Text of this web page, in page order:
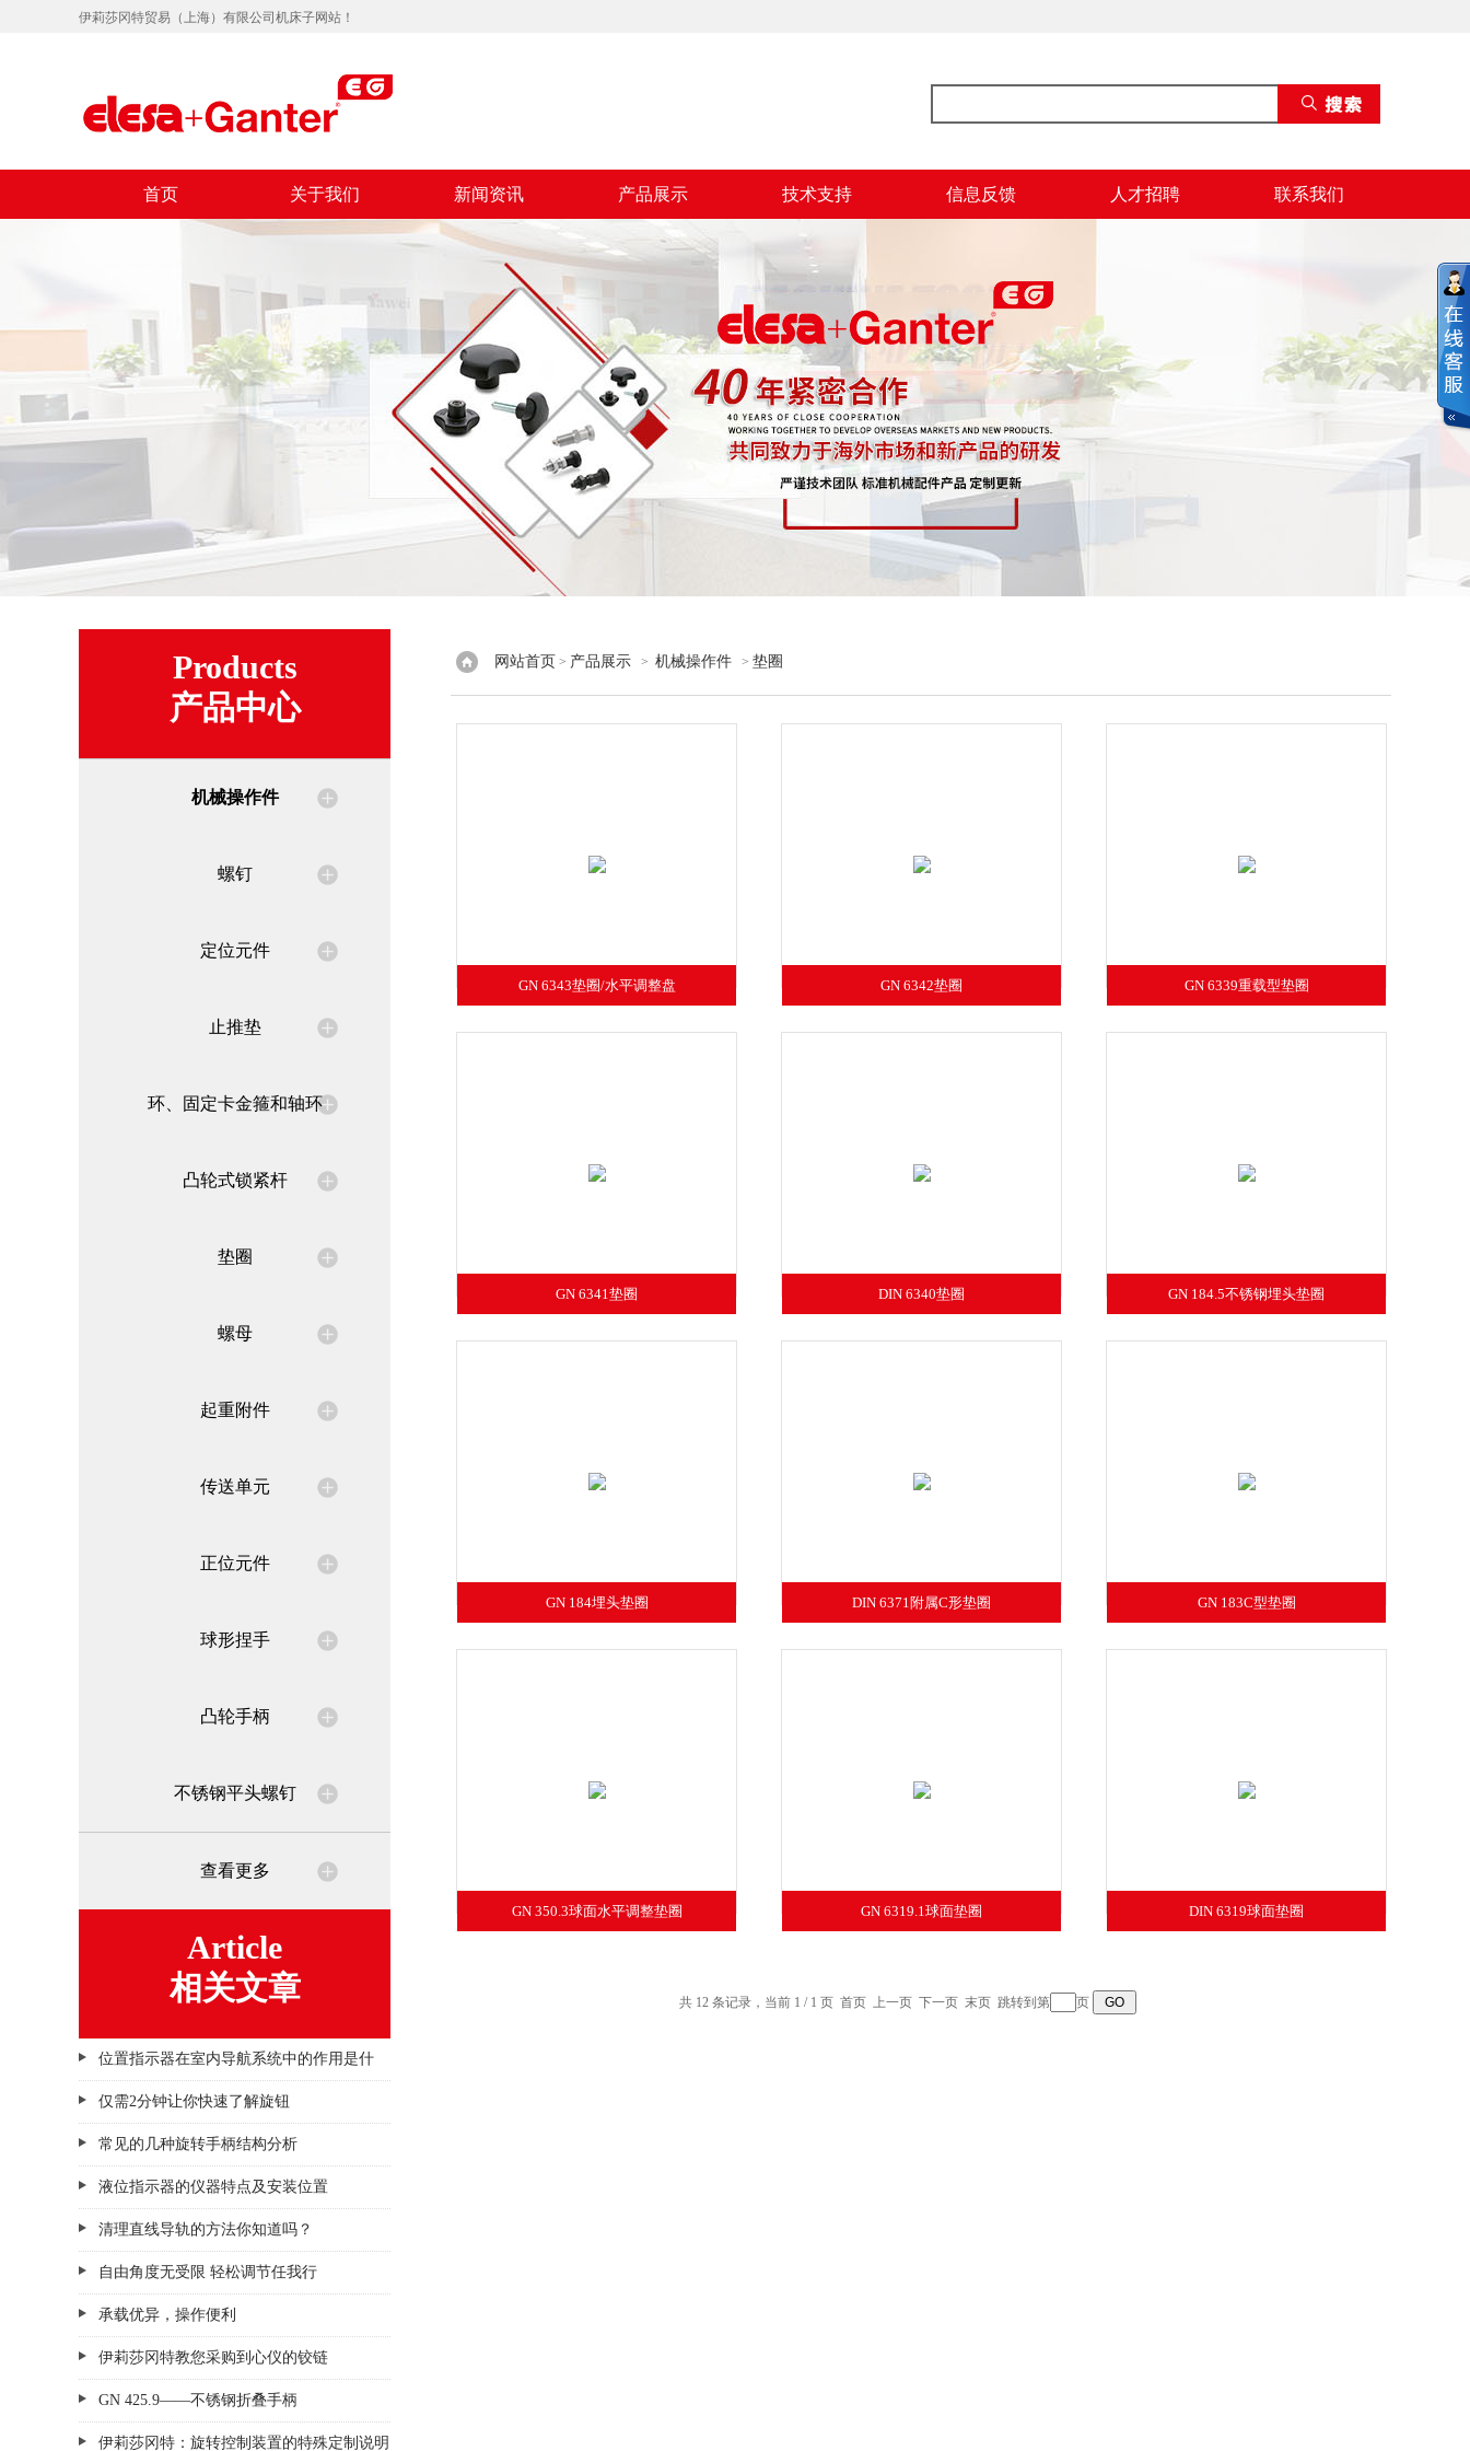
伊莉莎冈特贸易（上海）有限公司机床子网站！
首页 关于我们 新闻资讯 产品展示 技术支持 信息反馈 人才招聘 联系我们
Products
产品中心
机械操作件
螺钉
定位元件
止推垫
环、固定卡金箍和轴环
凸轮式锁紧杆
垫圈
螺母
起重附件
传送单元
正位元件
球形捏手
凸轮手柄
不锈钢平头螺钉
查看更多
Article
相关文章
位置指示器在室内导航系统中的作用是什
么？
仅需2分钟让你快速了解旋钮
常见的几种旋转手柄结构分析
液位指示器的仪器特点及安装位置
清理直线导轨的方法你知道吗？
自由角度无受限 轻松调节任我行
承载优异，操作便利
伊莉莎冈特教您采购到心仪的铰链
GN 425.9——不锈钢折叠手柄
伊莉莎冈特：旋转控制装置的特殊定制说明
网站首页 > 产品展示 > 机械操作件 > 垫圈
GN 6343垫圈/水平调整盘 GN 6342垫圈 GN 6339重载型垫圈
GN 6341垫圈 DIN 6340垫圈 GN 184.5不锈钢埋头垫圈
GN 184埋头垫圈 DIN 6371附属C形垫圈 GN 183C型垫圈
GN 350.3球面水平调整垫圈 GN 6319.1球面垫圈 DIN 6319球面垫圈
共 12 条记录，当前 1 / 1 页 首页 上一页 下一页 末页 跳转到第 页